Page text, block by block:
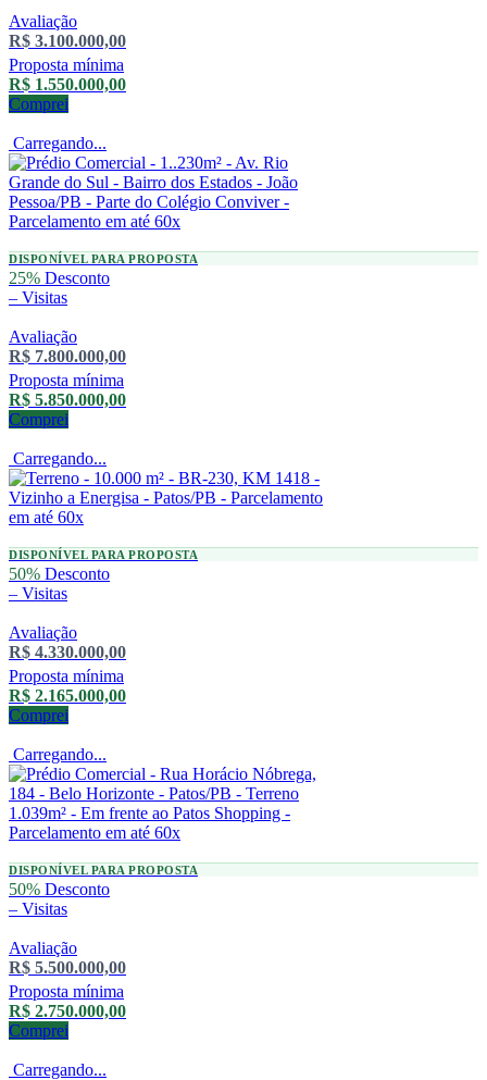
Avaliação
R$ 3.100.000,00
Proposta mínima
R$ 1.550.000,00
Comprei
Carregando...
DISPONÍVEL PARA PROPOSTA
25% Desconto
– Visitas
Avaliação
R$ 7.800.000,00
Proposta mínima
R$ 5.850.000,00
Comprei
Carregando...
DISPONÍVEL PARA PROPOSTA
50% Desconto
– Visitas
Avaliação
R$ 4.330.000,00
Proposta mínima
R$ 2.165.000,00
Comprei
Carregando...
DISPONÍVEL PARA PROPOSTA
50% Desconto
– Visitas
Avaliação
R$ 5.500.000,00
Proposta mínima
R$ 2.750.000,00
Comprei
Carregando...